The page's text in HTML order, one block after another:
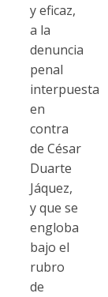
y eficaz,
a la
denuncia
penal
interpuesta
en
contra
de César
Duarte
Jáquez,
y que se
engloba
bajo el
rubro
de